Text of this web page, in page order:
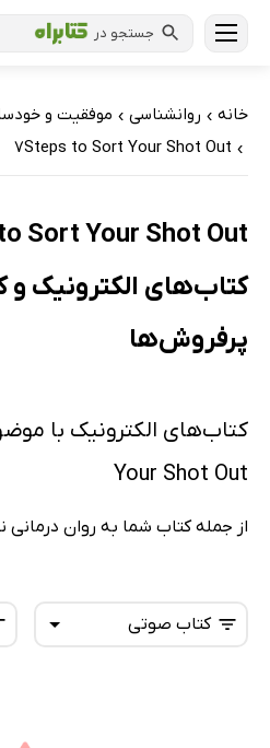
جستجو در
خانه › روانشناسی › موفقیت و
›
7Steps to Sort Your Shot Out
کتاب‌های الکترونیک
پرفروش‌ها
Your Shot Out
از جمله کتاب شما به روان درمانی
کتاب صوتی